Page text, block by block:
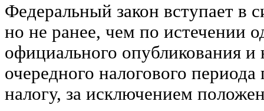
Федеральный закон вступает в
но не ранее, чем по истечении
официального опубликования и
очередного налогового
налогу, за исключением